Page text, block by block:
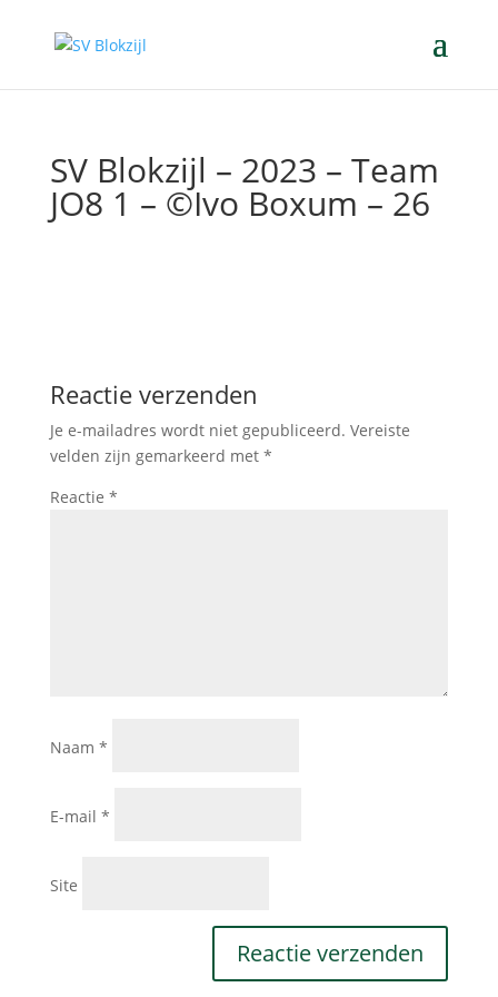
SV Blokzijl – 2023 – Team
JO8 1 – ©Ivo Boxum – 26
Reactie verzenden
Je e-mailadres wordt niet gepubliceerd. Vereiste
velden zijn gemarkeerd met *
Reactie *
Naam *
E-mail *
Site